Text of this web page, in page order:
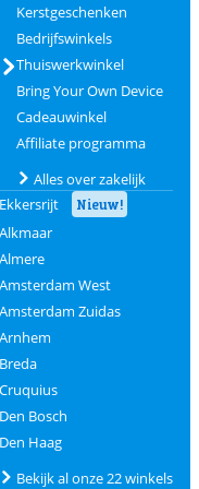
Kerstgeschenken
Bedrijfswinkels
Thuiswerkwinkel
Bring Your Own Device
Cadeauwinkel
Affiliate programma
Alles over zakelijk
Ekkersrijt Nieuw!
Alkmaar
Almere
Amsterdam West
Amsterdam Zuidas
Arnhem
Breda
Cruquius
Den Bosch
Den Haag
Bekijk al onze 22 winkels